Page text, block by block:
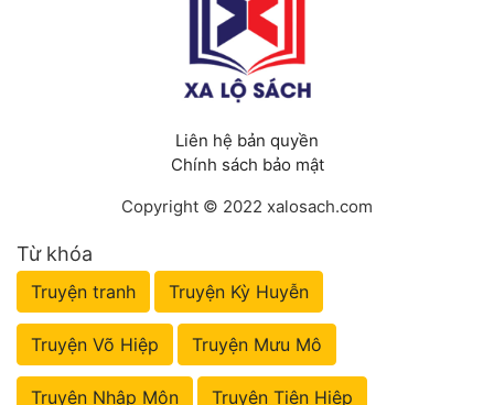
Liên hệ bản quyền
Chính sách bảo mật
Copyright © 2022 xalosach.com
Từ khóa
Truyện tranh Truyện Kỳ Huyễn
Truyện Võ Hiệp Truyện Mưu Mô
Truyện Nhập Môn Truyện Tiên Hiệp